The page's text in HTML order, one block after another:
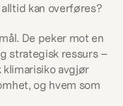
kan overføres?
De peker mot en
strategisk ressurs –
avgjør
og hvem som